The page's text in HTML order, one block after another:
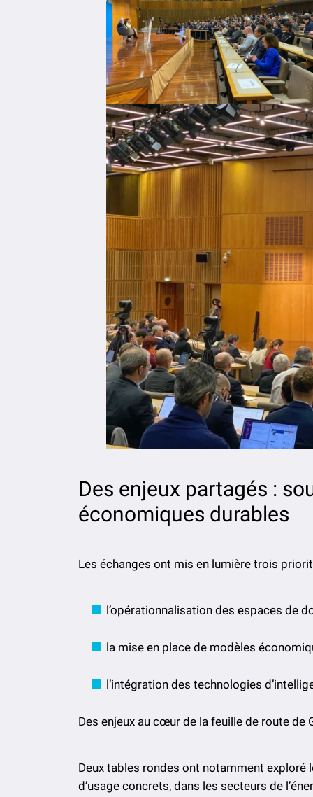
Des enjeux partagés :
économiques durables
Les échanges ont mis en lumière trois
l’opérationnalisation des espaces de
la mise en place de modèles
l’intégration des technologies
Des enjeux au cœur de la feuille de route de
Deux tables rondes ont notamment
d’usage concrets, dans les secteurs de